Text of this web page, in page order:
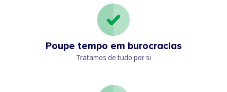
Poupe tempo em burocracias
Tratamos de tudo por si